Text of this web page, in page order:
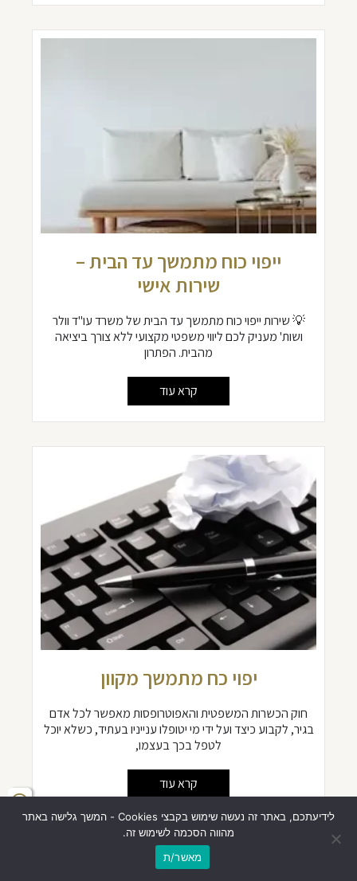
ייפוי כוח מתמשך עד הבית –
שירות אישי
💡 שירות ייפוי כוח מתמשך עד הבית של משרד עו"ד וולר
ושות' מעניק לכם ליווי משפטי מקצועי ללא צורך ביציאה
מהבית. הפתרון
קרא עוד
יפוי כח מתמשך מקוון
חוק הכשרות המשפטית והאפוטרופסות מאפשר לכל אדם
בגיר, לקבוע כיצד ועל ידי מי יטופלו ענייניו בעתיד, כשלא יוכל
לטפל בכך בעצמו,
קרא עוד
לידיעתכם, באתר זה נעשה שימוש בקבצי Cookies - המשך גלישה באתר
מהווה הסכמה לשימוש זה.
מאשר/ת